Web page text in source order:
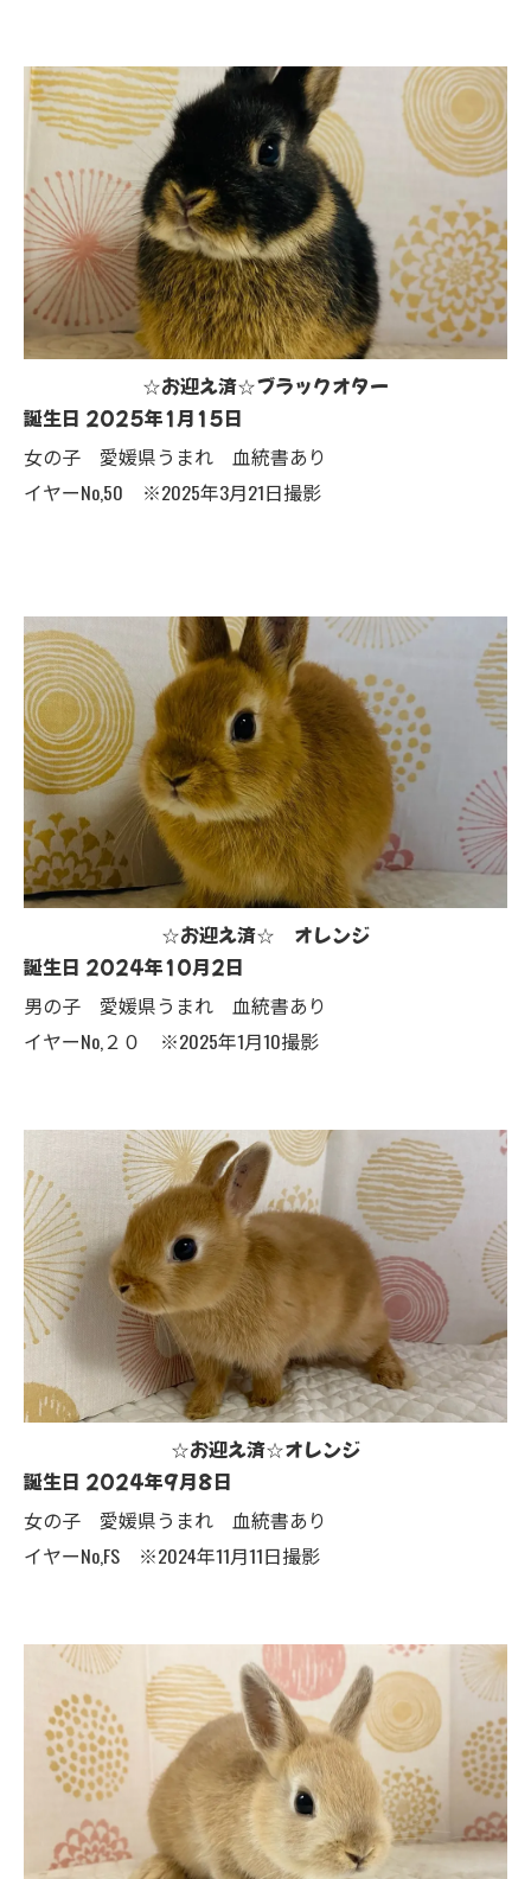
☆お迎え済☆ブラックオター
誕生日 2025年1月15日
女の子 愛媛県うまれ 血統書あり
イヤーNo,50 ※2025年3月21日撮影
☆お迎え済☆ オレンジ
誕生日 2024年10月2日
男の子 愛媛県うまれ 血統書あり
イヤーNo,２０ ※2025年1月10撮影
☆お迎え済☆オレンジ
誕生日 2024年9月8日
女の子 愛媛県うまれ 血統書あり
イヤーNo,FS ※2024年11月11日撮影